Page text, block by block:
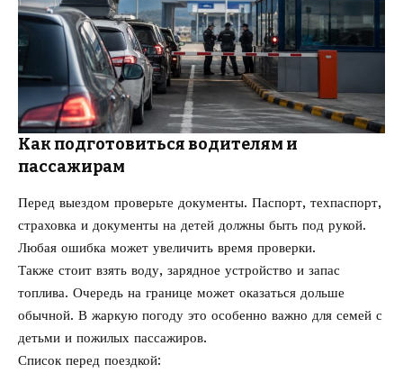
Как подготовиться водителям и
пассажирам
Перед выездом проверьте документы. Паспорт, техпаспорт,
страховка и документы на детей должны быть под рукой.
Любая ошибка может увеличить время проверки.
Также стоит взять воду, зарядное устройство и запас
топлива. Очередь на границе может оказаться дольше
обычной. В жаркую погоду это особенно важно для семей с
детьми и пожилых пассажиров.
Список перед поездкой: